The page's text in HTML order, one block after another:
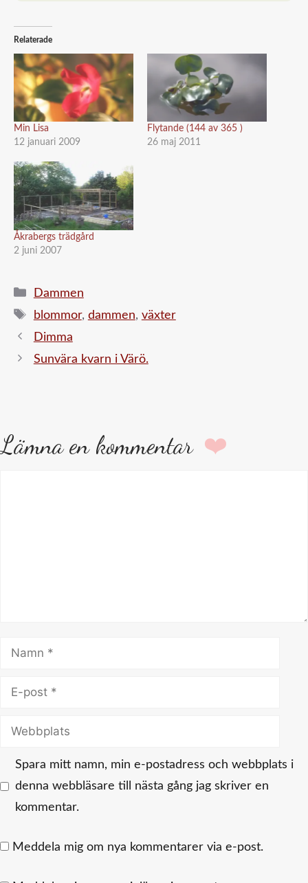
Relaterade
Min Lisa
12 januari 2009
Flytande (144 av 365 )
26 maj 2011
Åkrabergs trädgård
2 juni 2007
Kategorier
Dammen
Etiketter
blommor, dammen, växter
Dimma
Sunvära kvarn i Värö.
Lämna en kommentar
Namn
Webbplats
Spara mitt namn, min e-postadress och webbplats i
denna webbläsare till nästa gång jag skriver en
kommentar.
Meddela mig om nya kommentarer via e-post.